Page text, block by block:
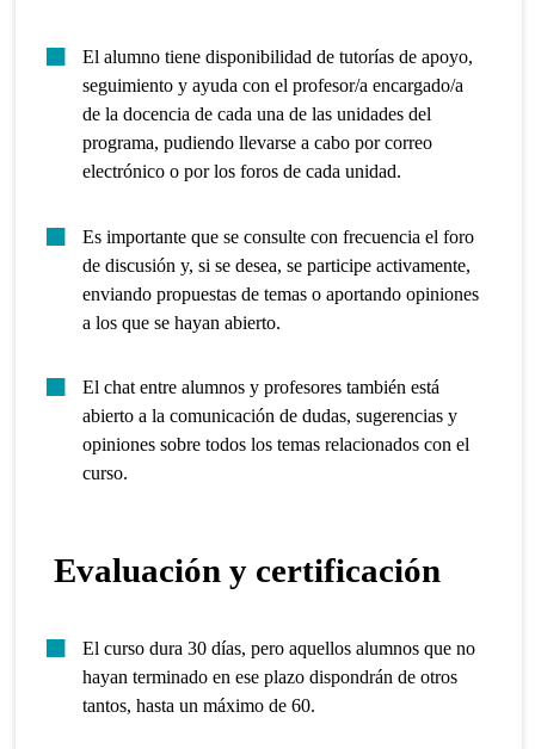
El alumno tiene disponibilidad de tutorías de apoyo,
seguimiento y ayuda con el profesor/a encargado/a
de la docencia de cada una de las unidades del
programa, pudiendo llevarse a cabo por correo
electrónico o por los foros de cada unidad.
Es importante que se consulte con frecuencia el foro
de discusión y, si se desea, se participe activamente,
enviando propuestas de temas o aportando opiniones
a los que se hayan abierto.
El chat entre alumnos y profesores también está
abierto a la comunicación de dudas, sugerencias y
opiniones sobre todos los temas relacionados con el
curso.
Evaluación y certificación
El curso dura 30 días, pero aquellos alumnos que no
hayan terminado en ese plazo dispondrán de otros
tantos, hasta un máximo de 60.